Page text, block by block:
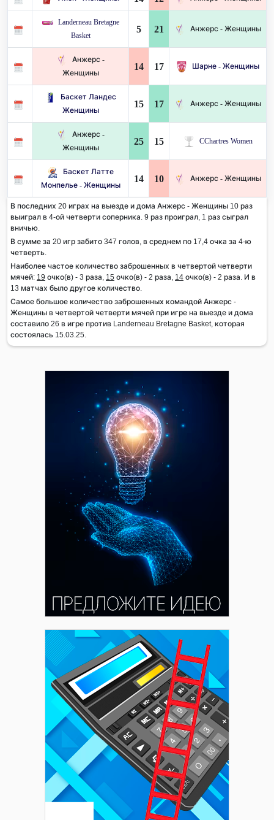
Landerneau Bretagne
Basket
5 21 Анжерс - Женщины
Анжерс -
Женщины
14 17 Шарне - Женщины
Баскет Ландес
Женщины
15 17 Анжерс - Женщины
Анжерс -
Женщины
25 15 CChartres Women
Баскет Латте
Монпелье - Женщины
14 10 Анжерс - Женщины
В последних 20 играх на выезде и дома Анжерс - Женщины 10 раз
выиграл в 4-ой четверти соперника. 9 раз проиграл, 1 раз сыграл
вничью.
В сумме за 20 игр забито 347 голов, в среднем по 17,4 очка за 4-ю
четверть.
Наиболее частое количество заброшенных в четвертой четверти
мячей: 19 очко(в) - 3 раза, 15 очко(в) - 2 раза, 14 очко(в) - 2 раза. И в
13 матчах было другое количество.
Самое большое количество заброшенных командой Анжерс -
Женщины в четвертой четверти мячей при игре на выезде и дома
составило 26 в игре против Landerneau Bretagne Basket, которая
состоялась 15.03.25.